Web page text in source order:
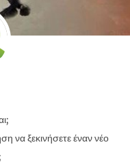
να ξεκινήσετε έναν νέο